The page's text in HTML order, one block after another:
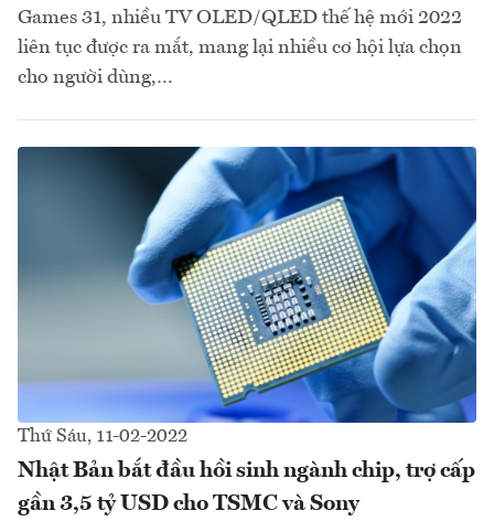
Games 31, nhiều TV OLED/QLED thế hệ mới 2022
liên tục được ra mắt, mang lại nhiều cơ hội lựa chọn
cho người dùng,…
Thứ Sáu, 11-02-2022
Nhật Bản bắt đầu hồi sinh ngành chip, trợ cấp
gần 3,5 tỷ USD cho TSMC và Sony